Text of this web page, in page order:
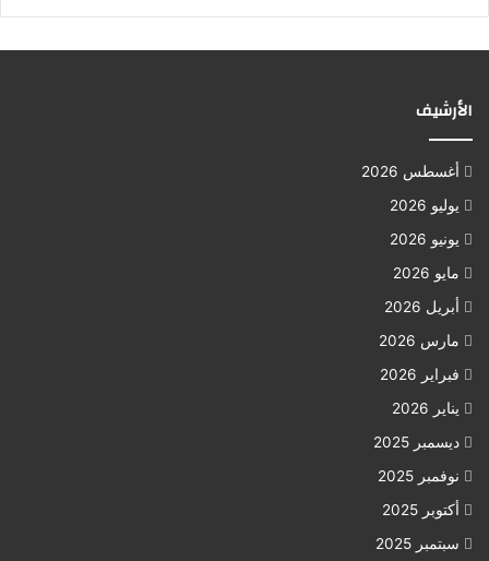
الأرشيف
أغسطس 2026
يوليو 2026
يونيو 2026
مايو 2026
أبريل 2026
مارس 2026
فبراير 2026
يناير 2026
ديسمبر 2025
نوفمبر 2025
أكتوبر 2025
سبتمبر 2025